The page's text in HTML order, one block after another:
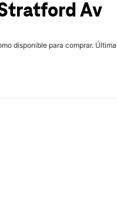
Av
disponible para comprar. Última